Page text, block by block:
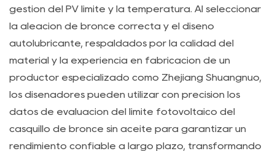
del
bronce
obturado
con
grafito?
gestión del PV límite y la temperatura. Al seleccionar
la aleación de bronce correcta y el diseño
autolubricante, respaldados por la calidad del
material y la experiencia en fabricación de un
productor especializado como Zhejiang Shuangnuo,
los diseñadores pueden utilizar con precisión los
datos de evaluación del límite fotovoltaico del
casquillo de bronce sin aceite para garantizar un
rendimiento confiable a largo plazo, transformando